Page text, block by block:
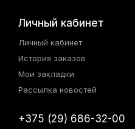
Личный кабинет
Личный кабинет
История заказов
Мои закладки
Рассылка новостей
+375 (29) 686-32-00